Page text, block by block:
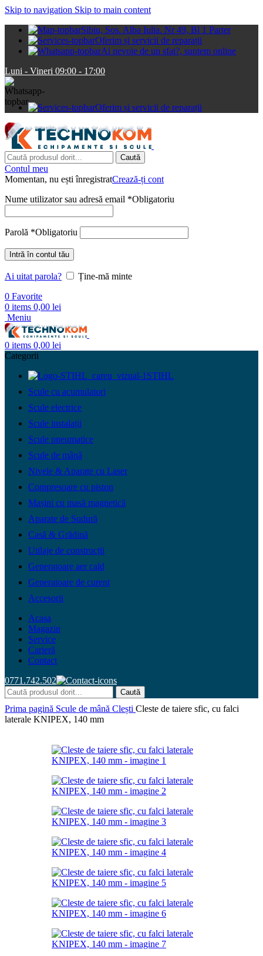
Skip to navigation Skip to main content
Sibiu, Sos. Alba Iulia. Nr 49, Bl 1 Parter
Oferim și servicii de reparații
Ai nevoie de un sfat?, suntem online
Luni - Vineri 09:00 - 17:00
Oferim și servicii de reparații
Caută
Contul meu
Momentan, nu ești înregistratCrează-ți cont
Nume utilizator sau adresă email *Obligatoriu
Parolă *Obligatoriu
Intră în contul tău
Ai uitat parola?
Ține-mă minte
0 Favorite
0 items 0,00 lei
Meniu
0 items 0,00 lei
Categorii
STIHL
Scule cu acumulatori
Scule electrice
Scule instalații
Scule pneumatice
Scule de mână
Nivele & Aparate cu Laser
Compresoare cu piston
Mașini cu masă magnetică
Aparate de Sudură
Casă & Grădină
Utilaje de construcții
Generatoare aer cald
Generatoare de curent
Accesorii
Acasa
Magazin
Service
Carieră
Contact
0771.742.502
Caută
Prima pagină Scule de mână Clești Cleste de taiere sfic, cu falci
laterale KNIPEX, 140 mm